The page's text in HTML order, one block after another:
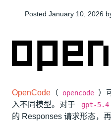
Posted January 10, 2026
OpenCode （ opencode ）
入不同模型。对于
gpt-5.4
的 Responses 请求形态，